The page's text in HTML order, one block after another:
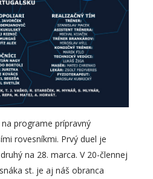
programe prípravný
rovesníkmi. Prvý duel je
na 28. marca. V 20-člennej
st. je aj náš obranca